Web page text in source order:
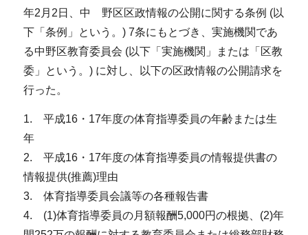
年2月2日、中 野区区政情報の公開に関する条例 (以
下「条例」という。) 7条にもとづき、実施機関であ
る中野区教育委員会 (以下「実施機関」または「区教
委」という。) に対し、以下の区政情報の公開請求を
行った。
1. 平成16・17年度の体育指導委員の年齢または生
年
2. 平成16・17年度の体育指導委員の情報提供書の
情報提供(推薦)理由
3. 体育指導委員会議等の各種報告書
4. (1)体育指導委員の月額報酬5,000円の根拠、(2)年